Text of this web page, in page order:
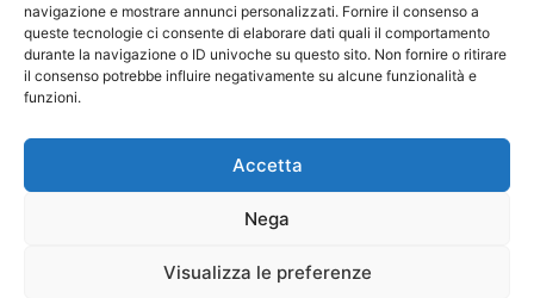
navigazione e mostrare annunci personalizzati. Fornire il consenso a
queste tecnologie ci consente di elaborare dati quali il comportamento
durante la navigazione o ID univoche su questo sito. Non fornire o ritirare
il consenso potrebbe influire negativamente su alcune funzionalità e
funzioni.
Accetta
Nega
Visualizza le preferenze
CHI SIAMO
Bellocci.TV ha l'obiettivo di parlare dei ragazzi più sexy che
Vedi un bel ragazzo in TV? Vieni da noi e scoprirai tante
curiosità su di lui.
redazione@bellocci.tv
Disclaimer